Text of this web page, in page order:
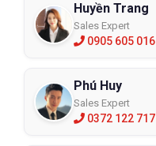
Huyền Trang
Sales Expert
0905 605 016
Phú Huy
Sales Expert
0372 122 717